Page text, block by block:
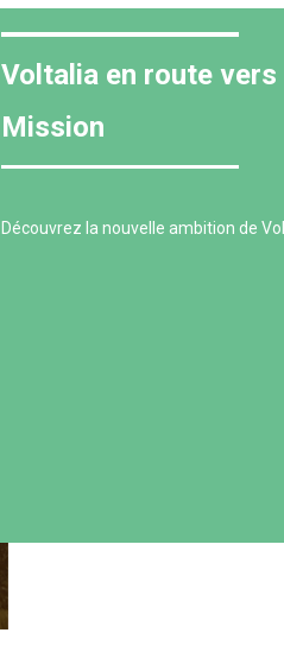
Voltalia en route vers
Mission
Découvrez la nouvelle ambition de